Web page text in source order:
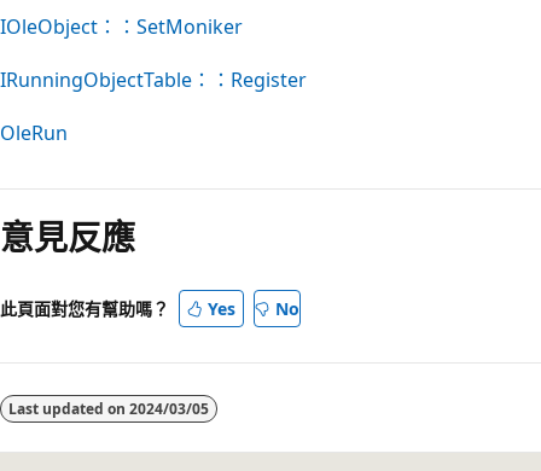
IOleObject：：SetMoniker
IRunningObjectTable：：Register
OleRun
意見反應
此頁面對您有幫助嗎？ Yes No
Last updated on 2024/03/05